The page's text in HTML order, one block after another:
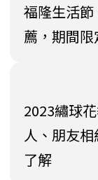
福隆生活
薦，期間限
2023繡球
人、朋友
了解